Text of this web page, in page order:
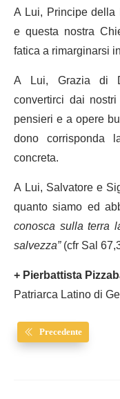
A Lui, Principe della
e questa nostra
fatica a rimarginarsi
A Lui, Grazia di
convertirci dai
pensieri e a opere
dono corrisponda
concreta.
A Lui, Salvatore e
quanto siamo ed
conosca sulla terra
salvezza”(cfr Sal
+ Pierbattista
Patriarca Latino di
Precedente